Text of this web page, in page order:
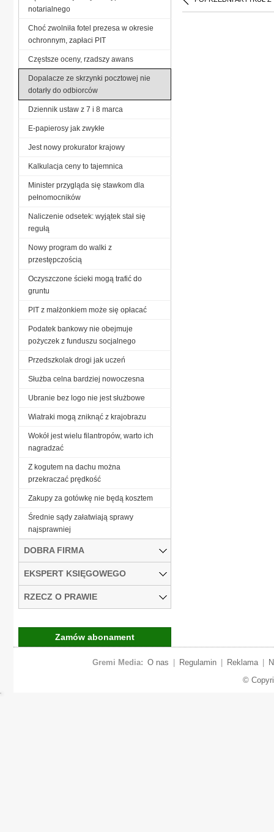
notarialnego
Choć zwolniła fotel prezesa w okresie
ochronnym, zapłaci PIT
Częstsze oceny, rzadszy awans
Dopalacze ze skrzynki pocztowej nie
dotarły do odbiorców
Dziennik ustaw z 7 i 8 marca
E-papierosy jak zwykłe
Jest nowy prokurator krajowy
Kalkulacja ceny to tajemnica
Minister przygląda się stawkom dla
pełnomocników
Naliczenie odsetek: wyjątek stał się
regułą
Nowy program do walki z
przestępczością
Oczyszczone ścieki mogą trafić do
gruntu
PIT z małżonkiem może się opłacać
Podatek bankowy nie obejmuje
pożyczek z funduszu socjalnego
Przedszkolak drogi jak uczeń
Służba celna bardziej nowoczesna
Ubranie bez logo nie jest służbowe
Wiatraki mogą zniknąć z krajobrazu
Wokół jest wielu filantropów, warto ich
nagradzać
Z kogutem na dachu można
przekraczać prędkość
Zakupy za gotówkę nie będą kosztem
Średnie sądy załatwiają sprawy
najsprawniej
DOBRA FIRMA
EKSPERT KSIĘGOWEGO
RZECZ O PRAWIE
Zamów abonament
Gremi Media: O nas Regulamin Reklama
©